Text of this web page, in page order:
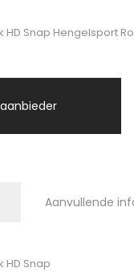
HD Snap Hengelsport
Aanvullende
HD Snap